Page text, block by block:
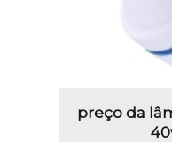
preço da